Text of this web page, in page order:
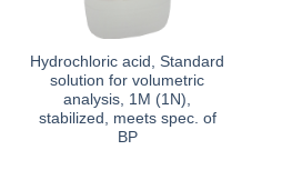
Hydrochloric acid, Standard
solution for volumetric
analysis, 1M (1N),
stabilized, meets spec. of
BP